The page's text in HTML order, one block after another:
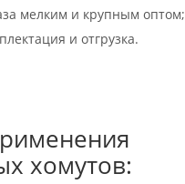
мелким и крупным оптом;
и отгрузка.
хомутов: